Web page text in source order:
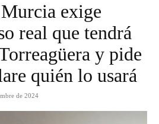
exige
real que tendrá
y pide
quién lo usará
de 2024